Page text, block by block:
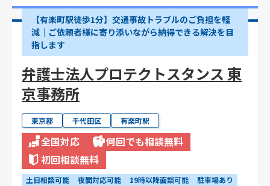
【有楽町駅徒歩1分】交通事故トラブルのご負担を軽
減｜ご依頼者様に寄り添いながら納得できる解決を目
指します
弁護士法人プロテクトスタンス 東
京事務所
東京都 千代田区 有楽町駅
全国対応
何回でも相談無料
初回相談無料
土日相談可能 夜間対応可能 19時以降面談可能
駐車場あり